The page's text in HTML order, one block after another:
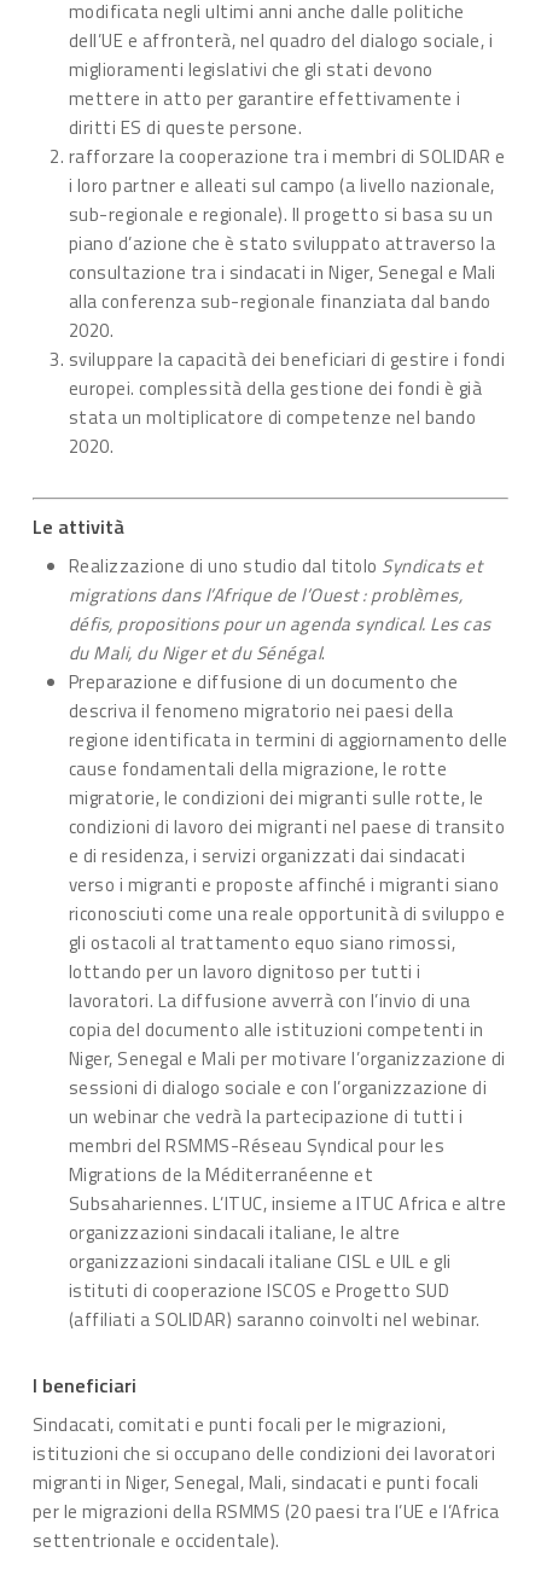
modificata negli ultimi anni anche dalle politiche
dell’UE e affronterà, nel quadro del dialogo sociale, i
miglioramenti legislativi che gli stati devono
mettere in atto per garantire effettivamente i
diritti ES di queste persone.
rafforzare la cooperazione tra i membri di SOLIDAR e
i loro partner e alleati sul campo (a livello nazionale,
sub-regionale e regionale). Il progetto si basa su un
piano d’azione che è stato sviluppato attraverso la
consultazione tra i sindacati in Niger, Senegal e Mali
alla conferenza sub-regionale finanziata dal bando
2020.
sviluppare la capacità dei beneficiari di gestire i fondi
europei. complessità della gestione dei fondi è già
stata un moltiplicatore di competenze nel bando
2020.
Le attività
Realizzazione di uno studio dal titolo Syndicats et
migrations dans l’Afrique de l’Ouest : problèmes,
défis, propositions pour un agenda syndical. Les cas
du Mali, du Niger et du Sénégal.
Preparazione e diffusione di un documento che
descriva il fenomeno migratorio nei paesi della
regione identificata in termini di aggiornamento delle
cause fondamentali della migrazione, le rotte
migratorie, le condizioni dei migranti sulle rotte, le
condizioni di lavoro dei migranti nel paese di transito
e di residenza, i servizi organizzati dai sindacati
verso i migranti e proposte affinché i migranti siano
riconosciuti come una reale opportunità di sviluppo e
gli ostacoli al trattamento equo siano rimossi,
lottando per un lavoro dignitoso per tutti i
lavoratori. La diffusione avverrà con l’invio di una
copia del documento alle istituzioni competenti in
Niger, Senegal e Mali per motivare l’organizzazione di
sessioni di dialogo sociale e con l’organizzazione di
un webinar che vedrà la partecipazione di tutti i
membri del RSMMS-Réseau Syndical pour les
Migrations de la Méditerranéenne et
Subsahariennes. L’ITUC, insieme a ITUC Africa e altre
organizzazioni sindacali italiane, le altre
organizzazioni sindacali italiane CISL e UIL e gli
istituti di cooperazione ISCOS e Progetto SUD
(affiliati a SOLIDAR) saranno coinvolti nel webinar.
I beneficiari
Sindacati, comitati e punti focali per le migrazioni,
istituzioni che si occupano delle condizioni dei lavoratori
migranti in Niger, Senegal, Mali, sindacati e punti focali
per le migrazioni della RSMMS (20 paesi tra l’UE e l’Africa
settentrionale e occidentale).